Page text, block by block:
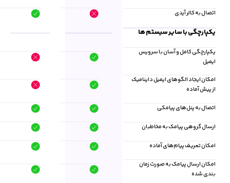
اتصال به کالر آیدی
یکپارچگی با سایر سیستم ها
یکپارچگی کامل و آسان با سرویس
ایمیل
امکان ایجاد الگوهای ایمیل داینامیک
از پیش آماده
اتصال به پنل‌های پیامکی
ارسال گروهی پیامک به مخاطبان
امکان تعریف پیام‌های آماده
امکان ارسال پیامک به صورت زمان
بندی شده